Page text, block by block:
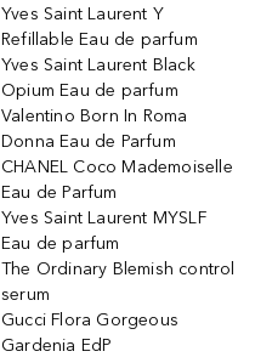
Yves Saint Laurent Y
Refillable Eau de parfum
Yves Saint Laurent Black
Opium Eau de parfum
Valentino Born In Roma
Donna Eau de Parfum
CHANEL Coco Mademoiselle
Eau de Parfum
Yves Saint Laurent MYSLF
Eau de parfum
The Ordinary Blemish control
serum
Gucci Flora Gorgeous
Gardenia EdP